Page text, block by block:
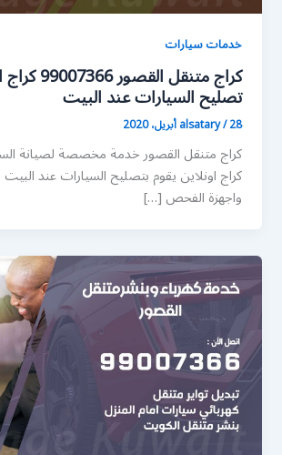
خدمات سيارات
كراج متنقل
تصليح السيارات عند البيت
alsatary/28 أبريل، 2020
كراج متنقل القصور خدمة مخصصة لصيانة
كراج اونلاين يقوم بتصليح السيارات عند
واجهزة الفحص […]